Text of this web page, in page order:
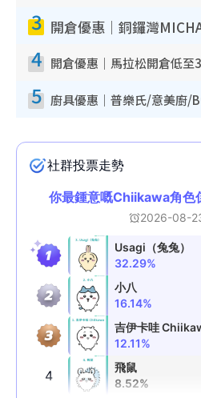
3
4
5